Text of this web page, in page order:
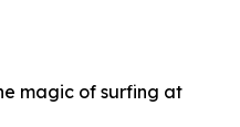
magic of surfing at